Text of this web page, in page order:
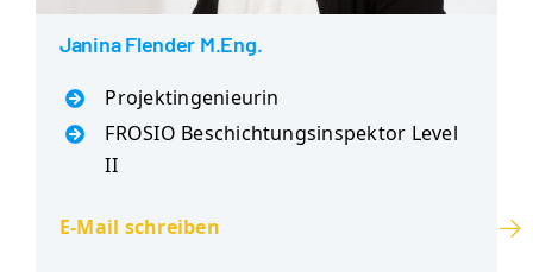
Janina Flender M.Eng.
Projektingenieurin
FROSIO Beschichtungsinspektor Level
II
E-Mail schreiben